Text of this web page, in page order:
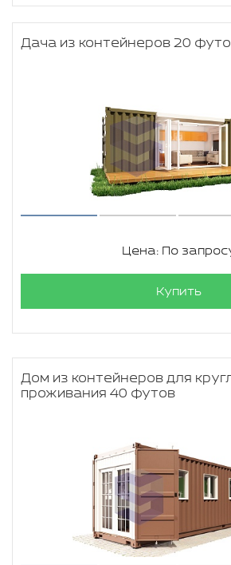
Дача из контейнеров 20
Цена: По
Купить
Дом из контейнеров для
проживания 40 футов